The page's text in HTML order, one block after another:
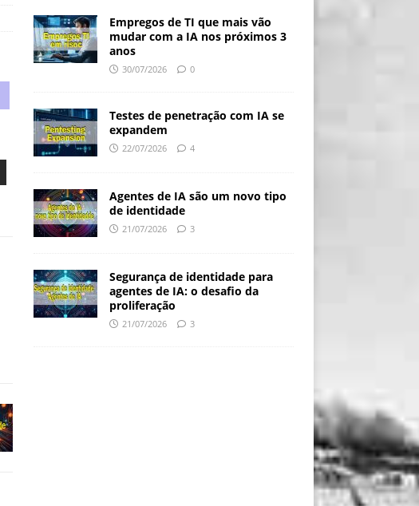
Empregos de TI que mais vão
mudar com a IA nos próximos 3
anos
30/07/2026 0
Testes de penetração com IA se
expandem
22/07/2026 4
Agentes de IA são um novo tipo
de identidade
21/07/2026 3
Segurança de identidade para
agentes de IA: o desafio da
proliferação
21/07/2026 3